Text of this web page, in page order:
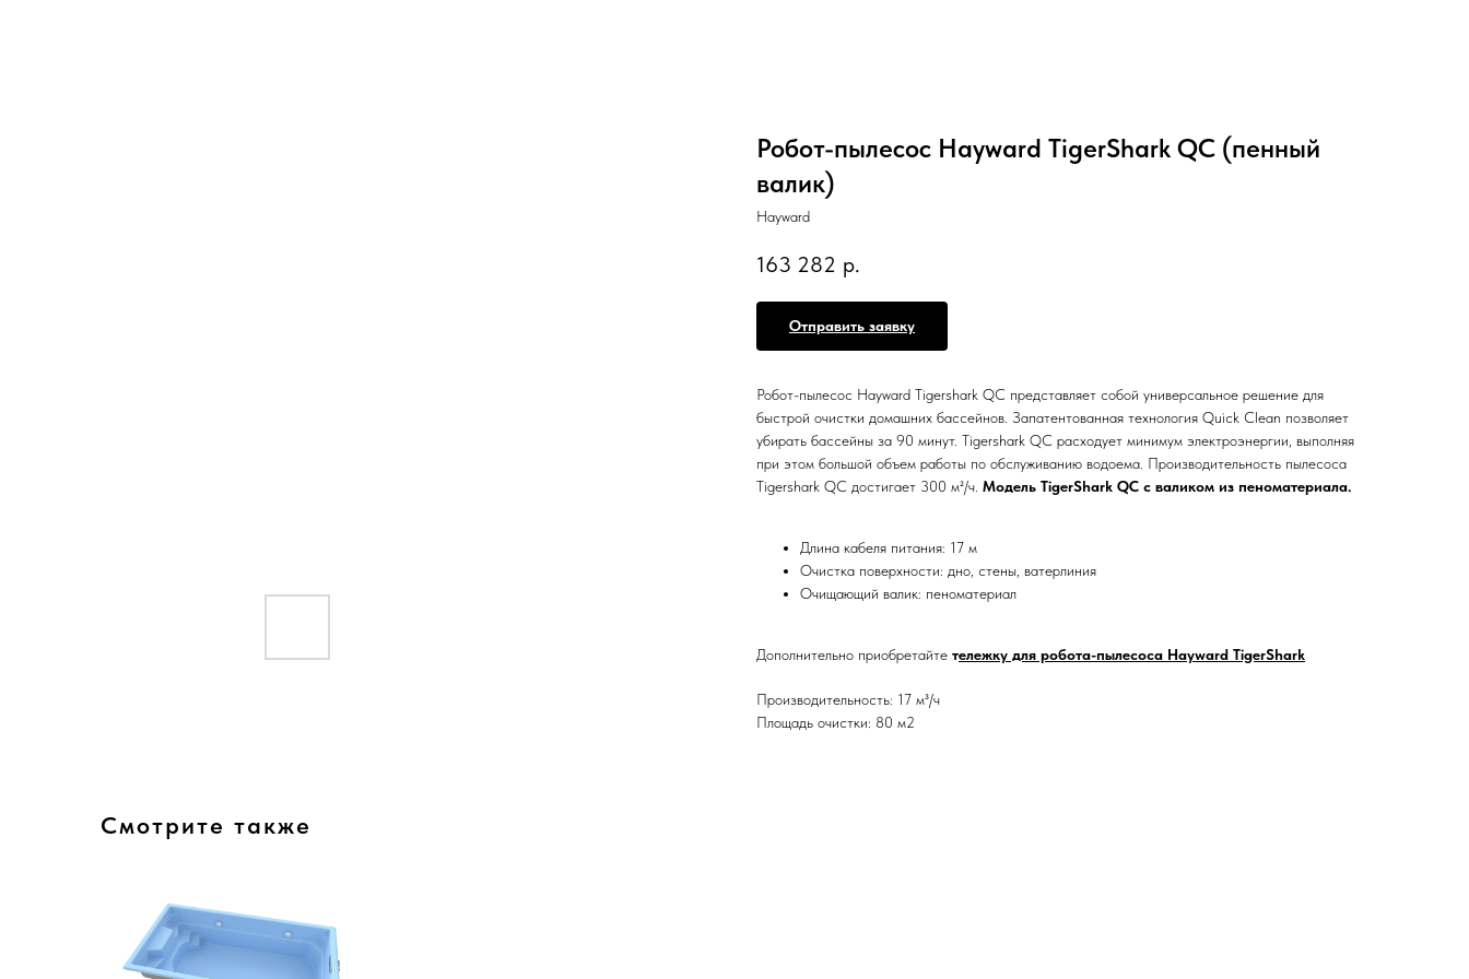
Робот-пылесос Hayward TigerShark QC (пенный
валик)
Hayward
163 282 р.
Отправить заявку
Робот-пылесос Hayward Tigershark QC представляет собой универсальное решение для
быстрой очистки домашних бассейнов. Запатентованная технология Quick Clean позволяет
убирать бассейны за 90 минут. Tigershark QC расходует минимум электроэнергии, выполняя
при этом большой объем работы по обслуживанию водоема. Производительность пылесоса
Tigershark QC достигает 300 м²/ч. Модель TigerShark QC с валиком из пеноматериала.
Длина кабеля питания: 17 м
Очистка поверхности: дно, стены, ватерлиния
Очищающий валик: пеноматериал
Дополнительно приобретайте тележку для робота-пылесоса Hayward TigerShark
Производительность: 17 м³/ч
Площадь очистки: 80 м2
Смотрите также